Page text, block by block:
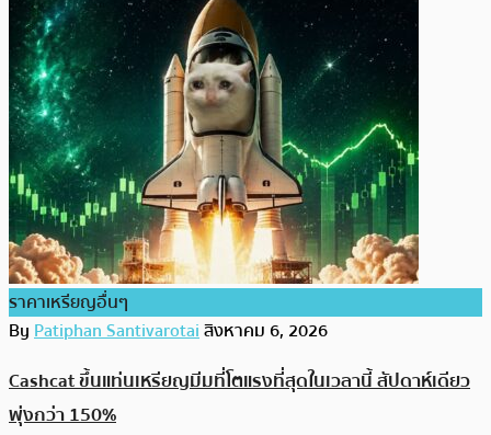
ราคาเหรียญอื่นๆ
ByPatiphan Santivarotaiสิงหาคม 6, 2026
Cashcat ขึ้นแท่นเหรียญมีมที่โตแรงที่สุดในเวลานี้ สัปดาห์เดียว
พุ่งกว่า 150%